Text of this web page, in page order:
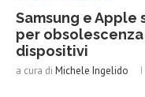
Samsung e Apple
per
dispositivi
a cura di Michele Ingelido